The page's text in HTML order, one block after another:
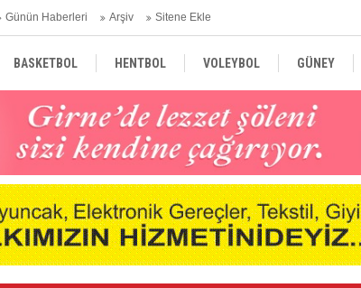
Günün Haberleri Arşiv Sitene Ekle
BASKETBOL HENTBOL VOLEYBOL GÜNEY
AVRUPA DÜNYA